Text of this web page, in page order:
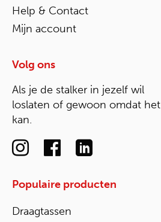
Help & Contact
Mijn account
Volg ons
Als je de stalker in jezelf wil
loslaten of gewoon omdat het
kan.
Populaire producten
Draagtassen